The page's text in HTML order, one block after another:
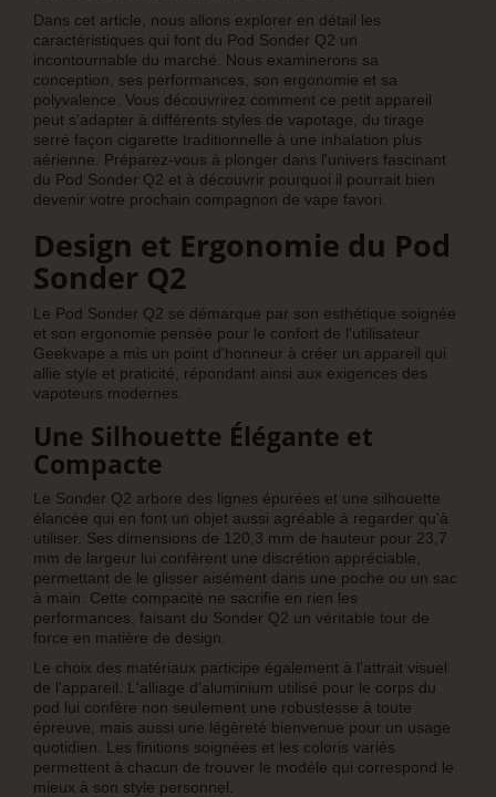
Dans cet article, nous allons explorer en détail les
caractéristiques qui font du Pod Sonder Q2 un
incontournable du marché. Nous examinerons sa
conception, ses performances, son ergonomie et sa
polyvalence. Vous découvrirez comment ce petit appareil
peut s'adapter à différents styles de vapotage, du tirage
serré façon cigarette traditionnelle à une inhalation plus
aérienne. Préparez-vous à plonger dans l'univers fascinant
du Pod Sonder Q2 et à découvrir pourquoi il pourrait bien
devenir votre prochain compagnon de vape favori.
Design et Ergonomie du Pod
Sonder Q2
Le Pod Sonder Q2 se démarque par son esthétique soignée
et son ergonomie pensée pour le confort de l'utilisateur.
Geekvape a mis un point d'honneur à créer un appareil qui
allie style et praticité, répondant ainsi aux exigences des
vapoteurs modernes.
Une Silhouette Élégante et
Compacte
Le Sonder Q2 arbore des lignes épurées et une silhouette
élancée qui en font un objet aussi agréable à regarder qu'à
utiliser. Ses dimensions de 120,3 mm de hauteur pour 23,7
mm de largeur lui confèrent une discrétion appréciable,
permettant de le glisser aisément dans une poche ou un sac
à main. Cette compacité ne sacrifie en rien les
performances, faisant du Sonder Q2 un véritable tour de
force en matière de design.
Le choix des matériaux participe également à l'attrait visuel
de l'appareil. L'alliage d'aluminium utilisé pour le corps du
pod lui confère non seulement une robustesse à toute
épreuve, mais aussi une légèreté bienvenue pour un usage
quotidien. Les finitions soignées et les coloris variés
permettent à chacun de trouver le modèle qui correspond le
mieux à son style personnel.